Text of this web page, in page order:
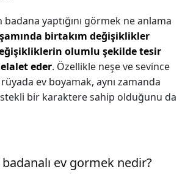
badana yaptığını görmek ne anlama
birtakım değişiklikler
olumlu şekilde tesir
eder. Özellikle neşe ve sevince
ev boyamak, aynı zamanda
bir karaktere sahip olduğunu da
badanalı ev gormek nedir?